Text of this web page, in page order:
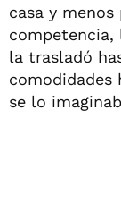
casa y
competencia,
la trasladó
comodidades
se lo